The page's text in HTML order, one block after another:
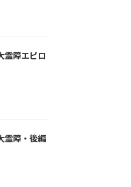
障エピロ
障・後編